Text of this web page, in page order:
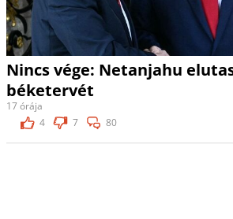
Nincs vége: Netanjahu
béketervét
17 órája
4
7 80